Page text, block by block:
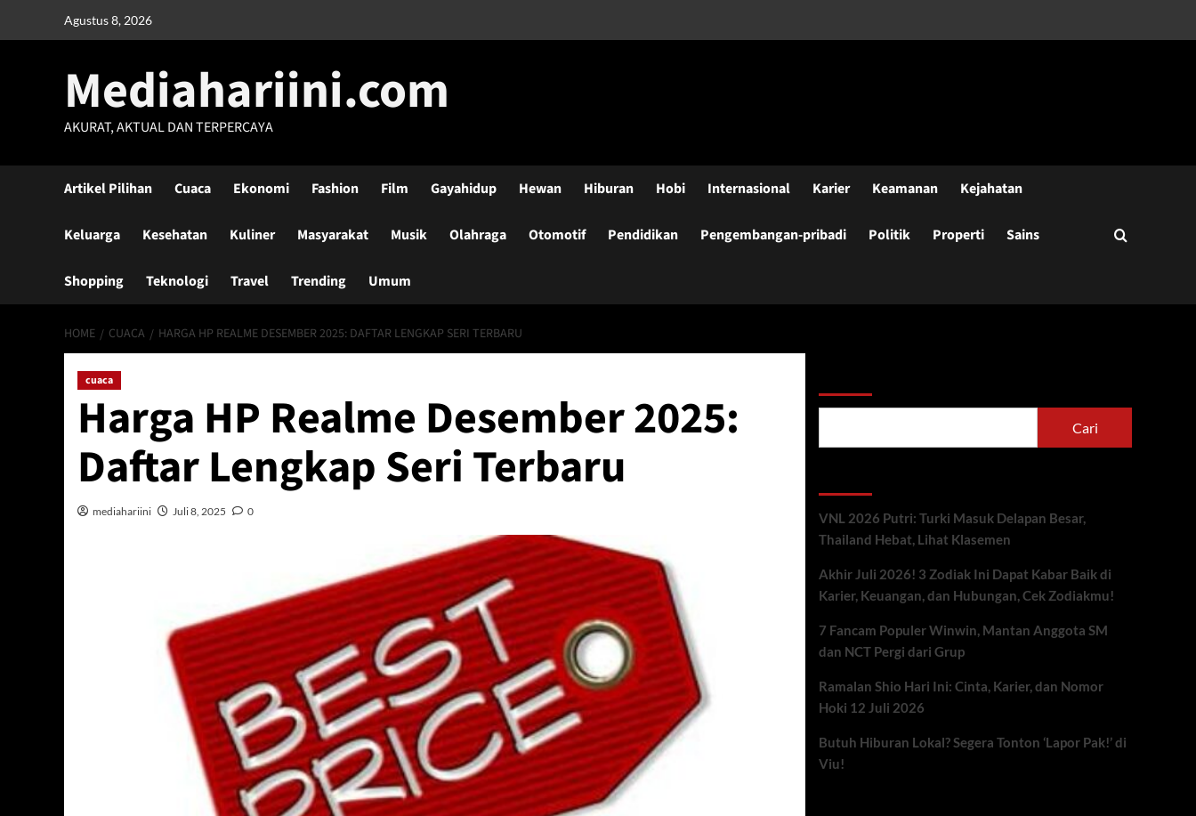
Agustus 8, 2026
Mediahariini.com
AKURAT, AKTUAL DAN TERPERCAYA
Artikel Pilihan Cuaca Ekonomi Fashion Film Gayahidup Hewan Hiburan Hobi Internasional Karier Keamanan Kejahatan
Keluarga Kesehatan Kuliner Masyarakat Musik Olahraga Otomotif Pendidikan Pengembangan-pribadi Politik Properti Sains
Shopping Teknologi Travel Trending Umum
HOME CUACA HARGA HP REALME DESEMBER 2025: DAFTAR LENGKAP SERI TERBARU
cuaca
Harga HP Realme Desember 2025:
Daftar Lengkap Seri Terbaru
mediahariini Juli 8, 2025 0
Cari
VNL 2026 Putri: Turki Masuk Delapan Besar,
Thailand Hebat, Lihat Klasemen
Akhir Juli 2026! 3 Zodiak Ini Dapat Kabar Baik di
Karier, Keuangan, dan Hubungan, Cek Zodiakmu!
7 Fancam Populer Winwin, Mantan Anggota SM
dan NCT Pergi dari Grup
Ramalan Shio Hari Ini: Cinta, Karier, dan Nomor
Hoki 12 Juli 2026
Butuh Hiburan Lokal? Segera Tonton ‘Lapor Pak!’ di
Viu!